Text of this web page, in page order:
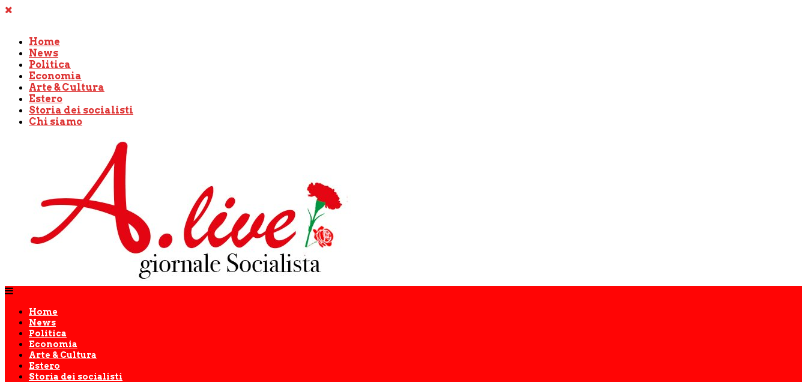
Home
News
Politica
Economia
Arte & Cultura
Estero
Storia dei socialisti
Chi siamo
Home
News
Politica
Economia
Arte & Cultura
Estero
Storia dei socialisti